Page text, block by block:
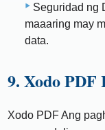
Seguridad ng
maaaring may
data.
9. Xodo PDF
Xodo PDF Ang